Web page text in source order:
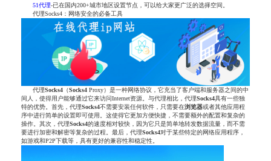
51代理-已在国内200+城市地区设置节点，可以给大家更广泛的选择空间。
代理Socks4：网络安全的必备工具
代理Socks4 （Socks4 Proxy）是一种网络协议，它充当了客户端和服务器之间的中
间人，使得用户能够通过它来访问Internet资源。与代理相比，代理Socks4具有一些独
特的优势。首先，代理Socks4不需要安装任何软件，只需要在浏览器或者其他应用程
序中进行简单的设置即可使用。这使得它更加方便快捷，不需要额外的配置和复杂的
操作。其次，代理Socks4的速度相对较快，因为它只是简单地转发数据流量，而不需
要进行加密和解密等复杂的过程。最后，代理Socks4对于某些特定的网络应用程序，
如游戏和P2P下载等，具有更好的兼容性和稳定性。